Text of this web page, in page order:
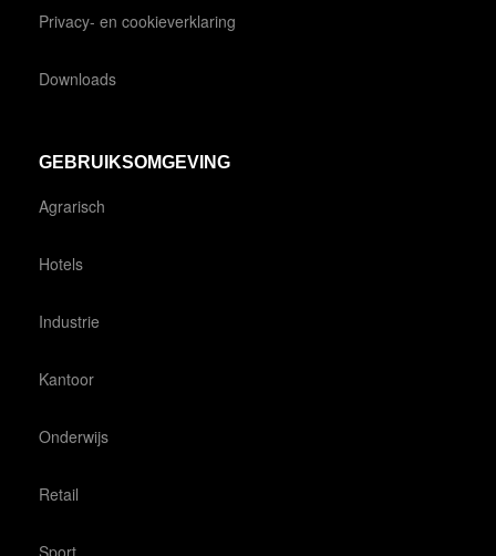
Privacy- en cookieverklaring
Downloads
GEBRUIKSOMGEVING
Agrarisch
Hotels
Industrie
Kantoor
Onderwijs
Retail
Sport